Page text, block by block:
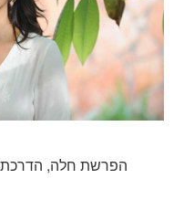
‏הפרשת חלה, הדרכת